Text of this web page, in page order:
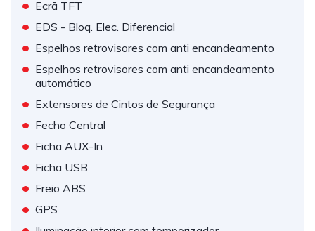
• Ecrã TFT
• EDS - Bloq. Elec. Diferencial
• Espelhos retrovisores com anti encandeamento
• Espelhos retrovisores com anti encandeamento
automático
• Extensores de Cintos de Segurança
• Fecho Central
• Ficha AUX-In
• Ficha USB
• Freio ABS
• GPS